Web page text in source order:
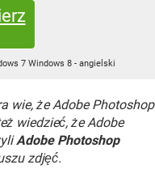
7 Windows 8-angielski
wie, że Adobe Photoshop
wiedzieć, że Adobe
Adobe Photoshop
zdjęć.